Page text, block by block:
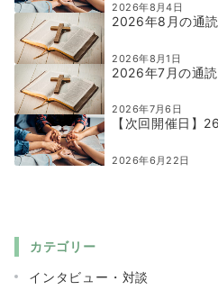
2026年8月4日
2026年8月の通
2026年8月1日
2026年7月の通
2026年7月6日
【次回開催日】
2026年6月22日
カテゴリー
インタビュー・対談